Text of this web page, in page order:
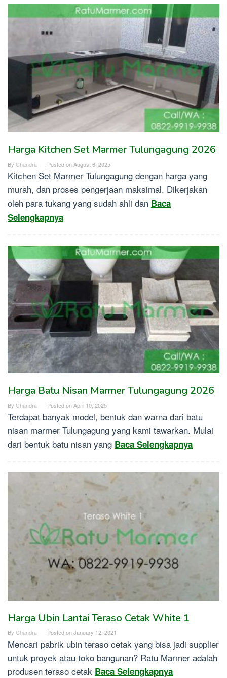
Harga Kitchen Set Marmer Tulungagung 2026
By Chandra Posted onAugust 6, 2025
Kitchen Set Marmer Tulungagung dengan harga yang
murah, dan proses pengerjaan maksimal. Dikerjakan
oleh para tukang yang sudah ahli dan Baca
Selengkapnya
Harga Batu Nisan Marmer Tulungagung 2026
By Chandra Posted onApril 10, 2025
Terdapat banyak model, bentuk dan warna dari batu
nisan marmer Tulungagung yang kami tawarkan. Mulai
dari bentuk batu nisan yang Baca Selengkapnya
Harga Ubin Lantai Teraso Cetak White 1
By Chandra Posted onJanuary 12, 2021
Mencari pabrik ubin teraso cetak yang bisa jadi supplier
untuk proyek atau toko bangunan? Ratu Marmer adalah
produsen teraso cetak Baca Selengkapnya